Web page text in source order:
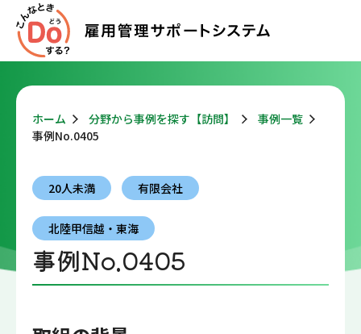
ホーム 分野から事例を探す【訪問】
事例一覧
事例No.0405
20人未満 有限会社
北陸甲信越・東海
事例No.0405